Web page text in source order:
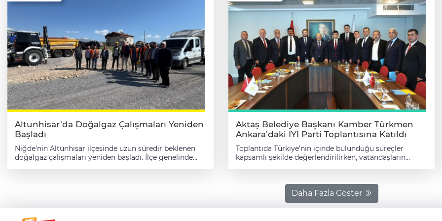
ürünler sergilenirken, çeşitli faaliyetler de ziyaretçilerin
ve hazırlanan çalışmalar hakkında yetkililerden bilgi
aldı. Kaymakam Emir Osman Gökçe, Halk Eğitimi
Merkezi yöneticilerine, öğreticilerine ve kursiyerlere
emeklerinden dolayı teşekkür ederek çalışmalarında
başarılar diledi.
Emrah Özdemir de Birlik Encümen Üyeliğine seçildi.
Bu gelişme memnuniyetle karşılanırken, şehrin temsili
açısından önemli bir adım olarak değerlendirildi.
Toplantıda, tarihi ve kültürel mirasın korunarak gelecek
nesillere aktarılması adına yapılacak çalışmaların
önemi vurgulandı. Alınan kararların şehirler ve ülke
adına hayırlı olması temennisinde bulunuldu.
Altunhisar’da Doğalgaz Çalışmaları Yeniden
Başladı
Niğde’nin Altunhisar ilçesinde uzun süredir beklenen
doğalgaz çalışmaları yeniden başladı. İlçe genelinde
doğalgaz hizmetine kavuşması için sürecin yakından
Aktaş Belediye Başkanı Kamber Türkmen
Ankara’daki İYİ Parti Toplantısına Katıldı
Toplantıda Türkiye’nin içinde bulunduğu süreçler
kapsamlı şekilde değerlendirilirken, vatandaşların
sahadaki gözlemleri ve önerileri de paylaşıldı. Aktaş
Belediye Başkanı Kamber Türkmen, hemşehrilerinin
sesi olmaya devam edeceklerini vurgulayarak,
“Vatandaşlarımızın taleplerini en güçlü şekilde ifade
Daha Fazla Göster